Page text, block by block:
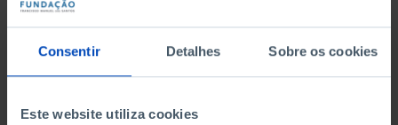
Consentir Detalhes Sobre os cookies
Este website utiliza cookies
DATA DE INÍCIO
DATA DE FIM